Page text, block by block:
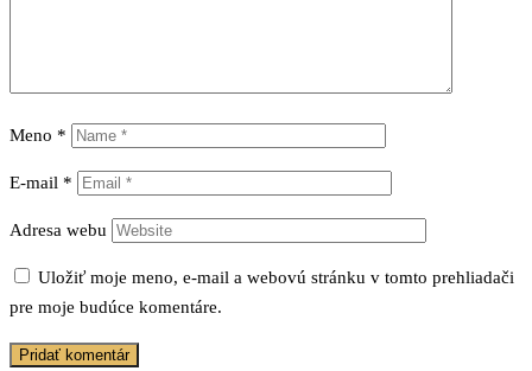
Meno *
E-mail *
Adresa webu
Uložiť moje meno, e-mail a webovú stránku v tomto prehliadači
pre moje budúce komentáre.